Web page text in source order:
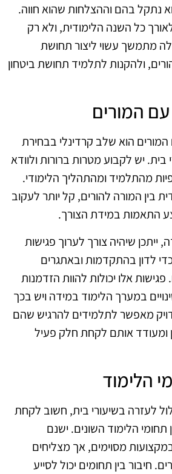
נתקל בהם וההצלחות שהוא חווה.
כל השנה הלימודית, ולא רק
מתמשך עשוי ליצור תחושת
ולהקנות לתלמיד תחושת ביטחון
עם המורים
המורים הוא שלב קרדינלי בבחירת
יש לקבוע מטרות ברורות ולוודא
מהתלמיד ומהתהליך הלימודי.
בין המורה להורים, קל יותר לעקוב
התאמות במידת הצורך.
שיהיה צורך לערוך פגישות
לדון בהתקדמות ובאתגרים
אלו יכולות להוות הזדמנות
במערך הלימוד במידה ויש בכך
מאפשר לתלמידים להרגיש שהם
ומעודד אותם לקחת חלק פעיל
הלימוד
לעזרה בשיעורי בית, חשוב לקחת
תחומי הלימוד השונים. ישנם
מסוימים, אך מצליחים
חיבור בין תחומים יכול לסייע